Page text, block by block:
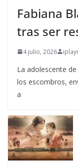
Fabiana
tras ser
4 julio, 2026
La adolescente
los escombros,
a